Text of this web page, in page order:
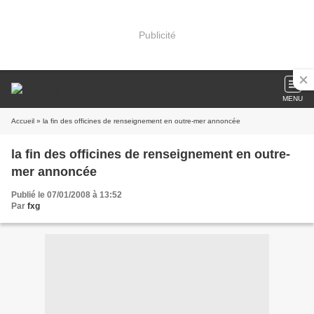
Publicité
MENU
Accueil » la fin des officines de renseignement en outre-mer annoncée
la fin des officines de renseignement en outre-
mer annoncée
Publié le 07/01/2008 à 13:52
Par fxg